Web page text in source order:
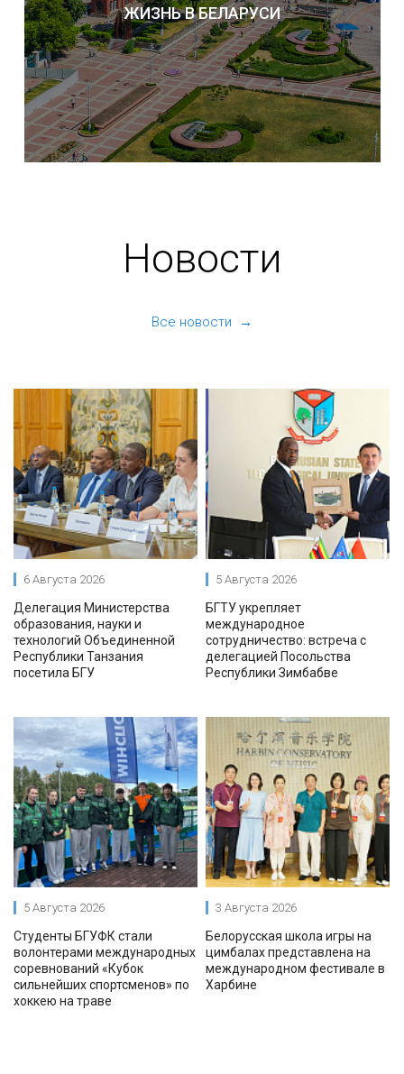
ЖИЗНЬ В БЕЛАРУСИ
Новости
Все новости →
6 Августа 2026
Делегация Министерства
образования, науки и
технологий Объединенной
Республики Танзания
посетила БГУ
5 Августа 2026
БГТУ укрепляет
международное
сотрудничество: встреча с
делегацией Посольства
Республики Зимбабве
5 Августа 2026
Студенты БГУФК стали
волонтерами международных
соревнований «Кубок
сильнейших спортсменов» по
хоккею на траве
3 Августа 2026
Белорусская школа игры на
цимбалах представлена на
международном фестивале в
Харбине